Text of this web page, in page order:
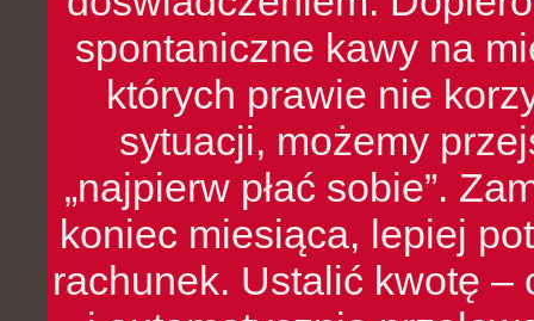
spontaniczne kawy na
których prawie nie
sytuacji, możemy
„najpierw płać sobie”.
koniec miesiąca, lepiej
rachunek. Ustalić kwotę